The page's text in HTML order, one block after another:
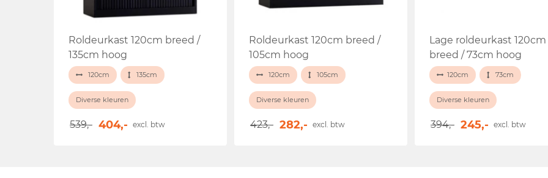
Roldeurkast 120cm breed /
135cm hoog
120cm 135cm
Diverse kleuren
539,- 404,- excl. btw
Roldeurkast 120cm breed /
105cm hoog
120cm 105cm
Diverse kleuren
423,- 282,- excl. btw
Lage roldeurkast 120cm
breed / 73cm hoog
120cm 73cm
Diverse kleuren
394,- 245,- excl. btw